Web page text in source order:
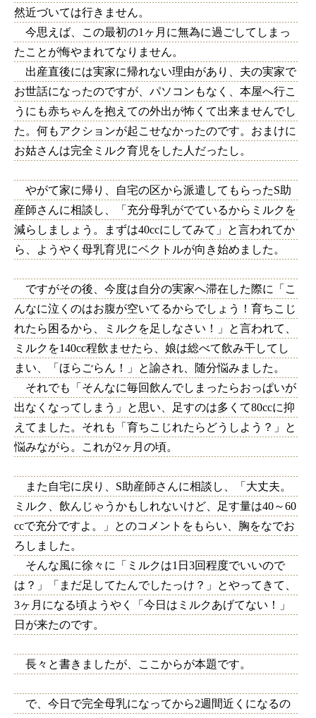
然近づいては行きません。
今思えば、この最初の1ヶ月に無為に過ごしてしまっ
たことが悔やまれてなりません。
出産直後には実家に帰れない理由があり、夫の実家で
お世話になったのですが、パソコンもなく、本屋へ行こ
うにも赤ちゃんを抱えての外出が怖くて出来ませんでし
た。何もアクションが起こせなかったのです。おまけに
お姑さんは完全ミルク育児をした人だったし。
やがて家に帰り、自宅の区から派遣してもらったS助
産師さんに相談し、「充分母乳がでているからミルクを
減らしましょう。まずは40ccにしてみて」と言われてか
ら、ようやく母乳育児にベクトルが向き始めました。
ですがその後、今度は自分の実家へ滞在した際に「こ
んなに泣くのはお腹が空いてるからでしょう！育ちこじ
れたら困るから、ミルクを足しなさい！」と言われて、
ミルクを140cc程飲ませたら、娘は総べて飲み干してし
まい、「ほらごらん！」と諭され、随分悩みました。
それでも「そんなに毎回飲んでしまったらおっぱいが
出なくなってしまう」と思い、足すのは多くて80ccに抑
えてました。それも「育ちこじれたらどうしよう？」と
悩みながら。これが2ヶ月の頃。
また自宅に戻り、S助産師さんに相談し、「大丈夫。
ミルク、飲んじゃうかもしれないけど、足す量は40～60
ccで充分ですよ。」とのコメントをもらい、胸をなでお
ろしました。
そんな風に徐々に「ミルクは1日3回程度でいいので
は？」「まだ足してたんでしたっけ？」とやってきて、
3ヶ月になる頃ようやく「今日はミルクあげてない！」
日が来たのです。
長々と書きましたが、ここからが本題です。
で、今日で完全母乳になってから2週間近くになるの